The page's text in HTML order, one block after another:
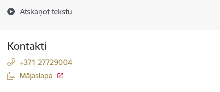
Atskaņot tekstu
Kontakti
+371 27729004
Mājaslapa